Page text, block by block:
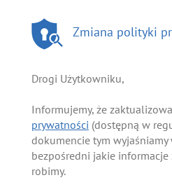
Zmiana polityki
Drogi Użytkowniku,
Informujemy, że
prywatności (dostępną w
dokumencie tym wyjaśniamy
bezpośredni jakie
robimy.